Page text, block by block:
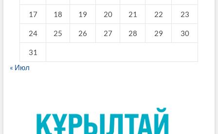
17 18 19 20 21 22 23
24 25 26 27 28 29 30
31
« Июл